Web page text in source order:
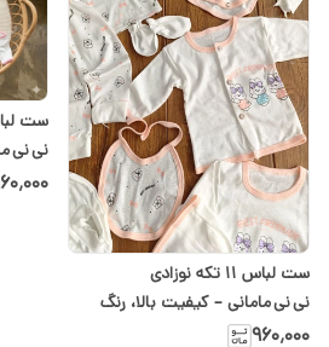
ست لباس ۱۱ تکه نوزادی
نی نی مامانی – کیفیت بالا، رنگ
گل‌بهی مناسب دختر
۹۶۰٬۰۰۰
نی نی
صورتی